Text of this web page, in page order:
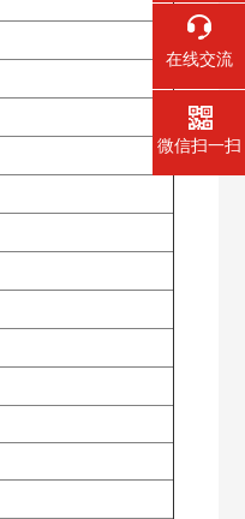
在线交流
微信扫一扫